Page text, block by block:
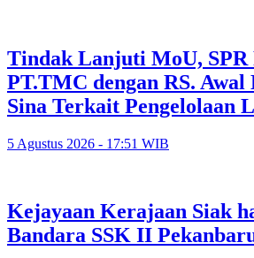
Tindak Lanjuti MoU, SPR
PT.TMC dengan RS. Awal
Sina Terkait Pengelolaan
5 Agustus 2026 - 17:51 WIB
Kejayaan Kerajaan Siak
Bandara SSK II